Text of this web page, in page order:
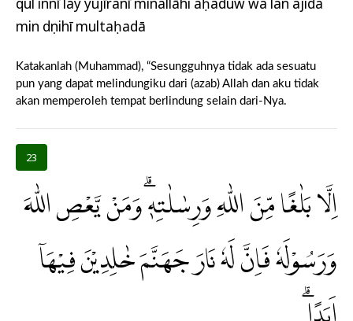
qul innī lay yujīranī minallāhi aḥaduw wa lan ajida
min dụnihī multaḥadā
Katakanlah (Muhammad), “Sesungguhnya tidak ada sesuatu
pun yang dapat melindungiku dari (azab) Allah dan aku tidak
akan memperoleh tempat berlindung selain dari-Nya.
23
اِلَّا بَلٰغًا مِّنَ اللّٰهِ وَرِسٰلٰتِهٖۗ وَمَنْ يَّعْصِ اللّٰهَ
وَرَسُوْلَهٗ فَاِنَّ لَهٗ نَارَ جَهَنَّمَ خٰلِدِيْنَ فِيْهَآ